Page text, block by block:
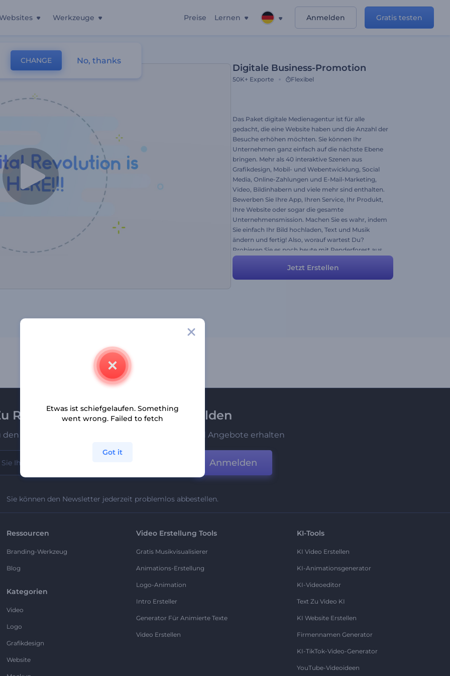
Werkzeuge Preise Lernen Anmelden Gratis testen
Digitale Business-Promotion
50K+ Exporte Flexibel
Das Paket digitale Medienagentur ist für alle
gedacht, die eine Website haben und die Anzahl der
Besuche erhöhen möchten. Sie können Ihr
Unternehmen ganz einfach auf die nächste Ebene
bringen. Mehr als 40 interaktive Szenen aus
Grafikdesign, Mobil- und Webentwicklung, Social
Media, Online-Zahlungen und E-Mail-Marketing,
Video, Bildinhabern und viele mehr sind enthalten.
Bewerben Sie Ihre App, Ihren Service, Ihr Produkt,
Ihre Website oder sogar die gesamte
Unternehmensmission. Machen Sie es wahr, indem
Sie einfach Ihr Bild hochladen, Text und Musik
ändern und fertig! Also, worauf wartest Du?
Probieren Sie es noch heute mit Renderforest aus.
Jetzt Erstellen
Renderforest-Newsletter anmelden
den Ersten, die unsere neuesten Nachrichten und Angebote erhalten
Anmelden
Sie können den Newsletter jederzeit problemlos abbestellen.
Ressourcen
Branding-Werkzeug
Blog
Kategorien
Video
Logo
Grafikdesign
Website
Video Erstellung Tools
Gratis Musikvisualisierer
Animations-Erstellung
Logo-Animation
Intro Ersteller
Generator Für Animierte Texte
Video Erstellen
KI-Tools
KI Video Erstellen
KI-Animationsgenerator
KI-Videoeditor
Text Zu Video KI
KI Website Erstellen
Firmennamen Generator
KI-TikTok-Video-Generator
YouTube-Videoideen
CHANGE No, thanks
Etwas ist schiefgelaufen. Something
went wrong. Failed to fetch
Got it